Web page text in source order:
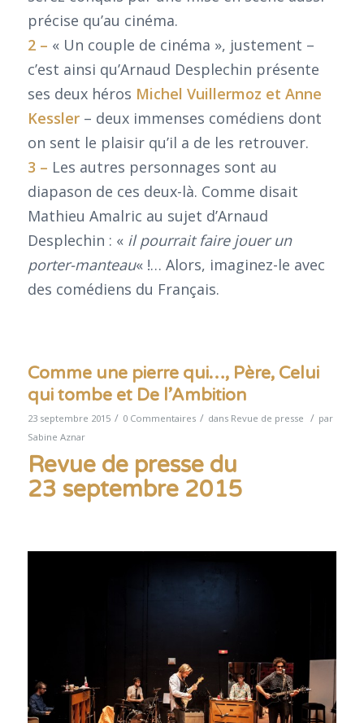
précise qu’au cinéma.
2 – « Un couple de cinéma », justement –
c’est ainsi qu’Arnaud Desplechin présente
ses deux héros Michel Vuillermoz et Anne
Kessler– deux immenses comédiens dont
on sent le plaisir qu’il a de les retrouver.
3 – Les autres personnages sont au
diapason de ces deux-là. Comme disait
Mathieu Amalric au sujet d’Arnaud
Desplechin : « il pourrait faire jouer un
porter-manteau« !… Alors, imaginez-le avec
des comédiens du Français.
Comme une pierre qui…, Père, Celui
qui tombe et De l’Ambition
23 septembre 2015 / 0 Commentaires / dans Revue de presse / par
Sabine Aznar
Revue de presse du
23 septembre 2015